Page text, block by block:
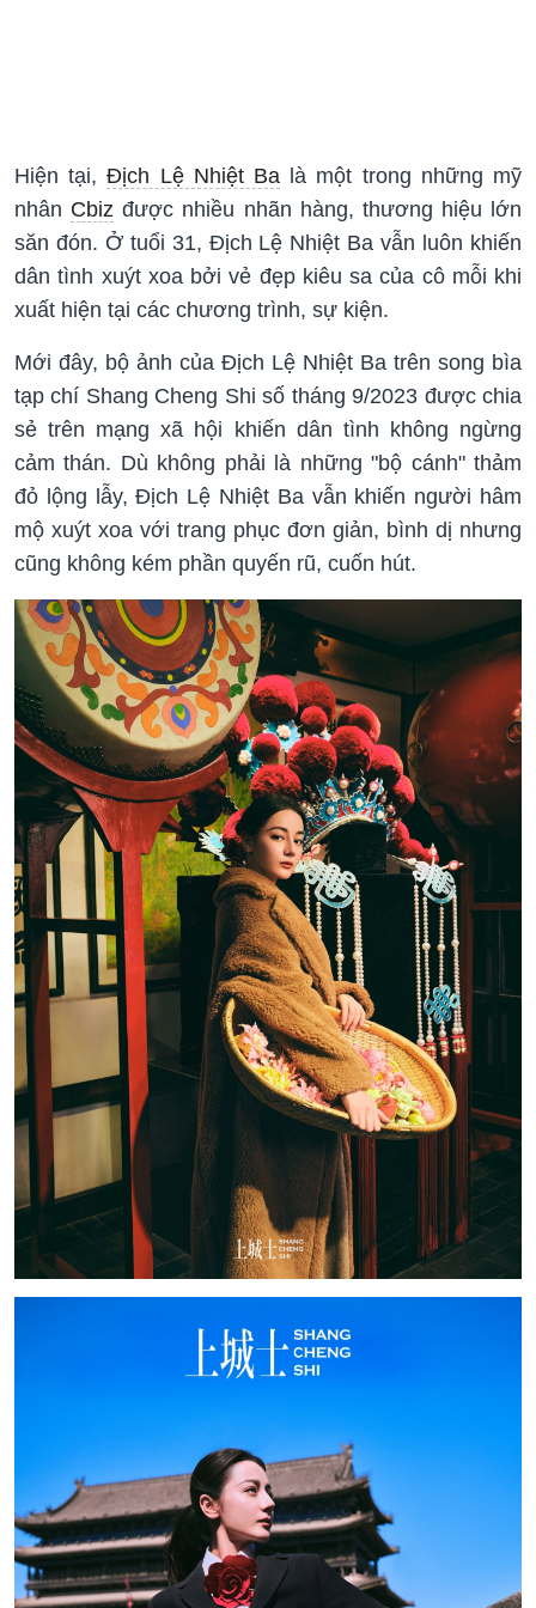
Hiện tại,Địch Lệ Nhiệt Ba là một trong những mỹ
nhân Cbiz được nhiều nhãn hàng, thương hiệu lớn
săn đón. Ở tuổi 31, Địch Lệ Nhiệt Ba vẫn luôn khiến
dân tình xuýt xoa bởi vẻ đẹp kiêu sa của cô mỗi khi
xuất hiện tại các chương trình, sự kiện.
Mới đây, bộ ảnh của Địch Lệ Nhiệt Ba trên song bìa
tạp chí Shang Cheng Shi số tháng 9/2023 được chia
sẻ trên mạng xã hội khiến dân tình không ngừng
cảm thán. Dù không phải là những "bộ cánh" thảm
đỏ lộng lẫy, Địch Lệ Nhiệt Ba vẫn khiến người hâm
mộ xuýt xoa với trang phục đơn giản, bình dị nhưng
cũng không kém phần quyến rũ, cuốn hút.